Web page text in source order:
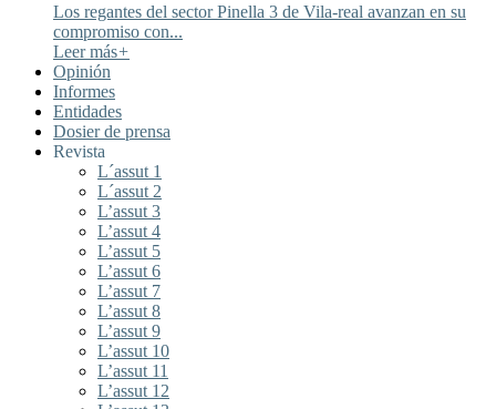
Los regantes del sector Pinella 3 de Vila-real avanzan en su
compromiso con...
Leer más+
Opinión
Informes
Entidades
Dosier de prensa
Revista
L´assut 1
L´assut 2
L’assut 3
L’assut 4
L’assut 5
L’assut 6
L’assut 7
L’assut 8
L’assut 9
L’assut 10
L’assut 11
L’assut 12